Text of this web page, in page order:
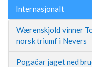
Internasjonalt
Wærenskjold vinner
norsk triumf i Nevers
Pogačar jaget ned